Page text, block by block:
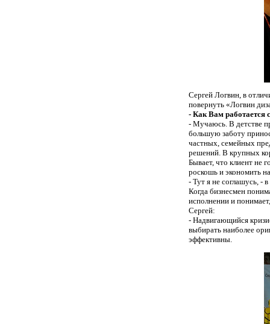
Сергей Логвин, в
повернуть «Логвин
- Как Вам работается
- Мучаюсь. В детстве
большую заботу
частных, семейных
решений. В крупных
Бывает, что клиент не
роскошь и экономить
- Тут я не соглашусь, -
Когда бизнесмен
исполнении и
Сергей:
- Надвигающийся
выбирать наиболее
эффективны.